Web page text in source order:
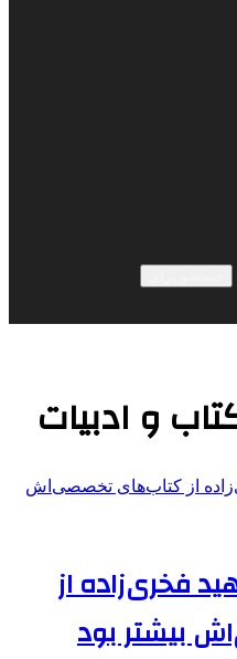
و ادبیات
فخری‌زاده از
بیشتر بود